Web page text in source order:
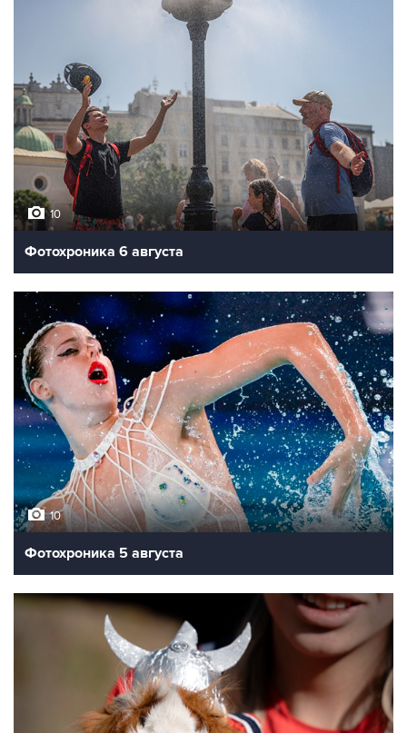
10
Фотохроника 6 августа
10
Фотохроника 5 августа